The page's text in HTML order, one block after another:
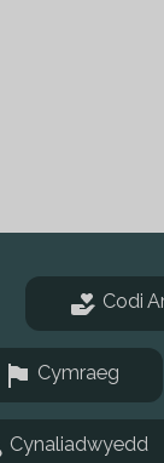
Codi
Cymraeg
Cynaliadwyedd